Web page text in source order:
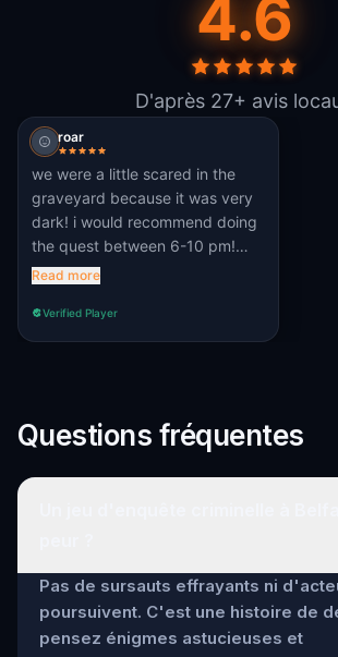
4.6
D'après 27+ avis
roar
we were a little scared in the
graveyard because it was very
dark! i would recommend doing
the quest between 6-10 pm!
some clues were hard to see
ambiance was great and
spooky, quests were fairly
Read more
Verified Player
Questions fréquentes
Pas de sursauts effrayants ni
poursuivent. C'est une histoire de
pensez énigmes astucieuses et